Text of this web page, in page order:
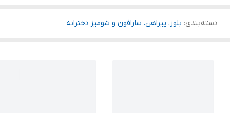
دسته‌بندی: بلوز، پیراهن، سارافون و شومیز دخترانه